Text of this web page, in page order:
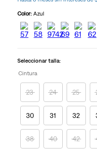
valoración.
Read
2
Reviews.
Enlace
página.
Color: Azul
Seleccionar talla:
Cintura
23 24 25
30 31 32
38 40 42